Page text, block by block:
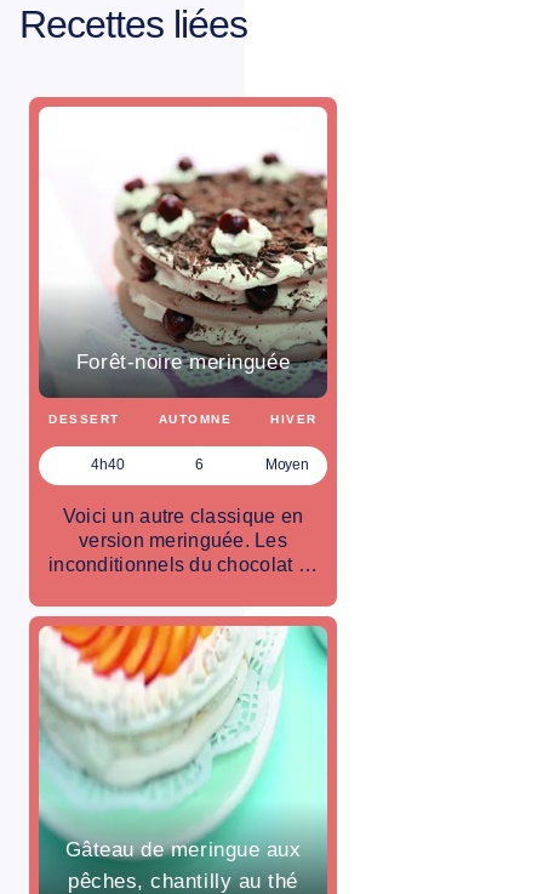
Recettes liées
Forêt-noire meringuée
DESSERT AUTOMNE HIVER
4h40 6 Moyen
Voici un autre classique en
version meringuée. Les
inconditionnels du chocolat …
Gâteau de meringue aux
pêches, chantilly au thé